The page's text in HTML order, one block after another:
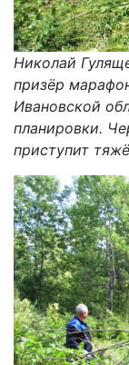
Николай
призёр
Ивановской
планировки.
приступит